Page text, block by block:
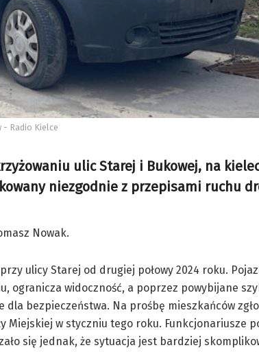
- Radio Kielce
ulic Starej i Bukowej, na
niezgodnie z przepisami ruchu
Nowak.
ulicy Starej od drugiej połowy 2024 roku.
ogranicza widoczność, a poprzez powybijane
dla bezpieczeństwa. Na prośbę mieszkańców
Miejskiej w styczniu tego roku. Funkcjonariusze
się jednak, że sytuacja jest bardziej